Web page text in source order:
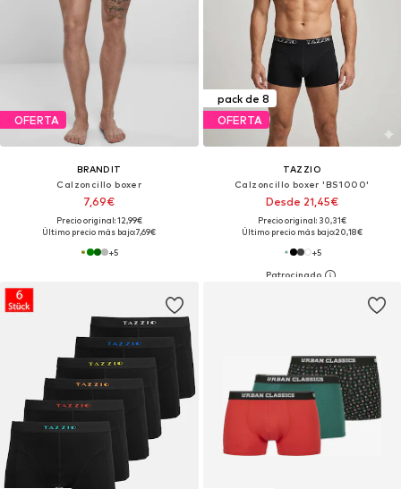
OFERTA
BRANDIT
Calzoncillo boxer
7,69€
Precio original: 12,99€
Último precio más bajo:7,69€
+5
pack de 8
OFERTA
TAZZIO
Calzoncillo boxer 'BS1000'
Desde 21,45€
Precio original: 30,31€
Último precio más bajo:20,18€
+5